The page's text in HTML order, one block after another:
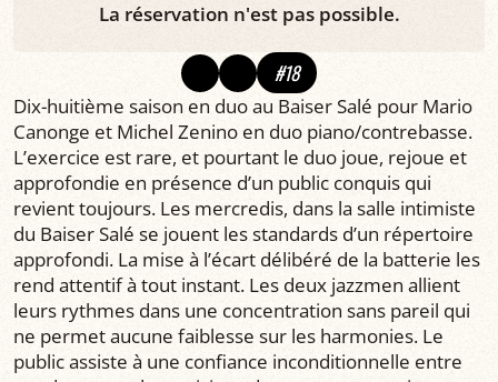
La réservation n'est pas possible.
#18
Dix-huitième saison en duo au Baiser Salé pour Mario
Canonge et Michel Zenino en duo piano/contrebasse.
L’exercice est rare, et pourtant le duo joue, rejoue et
approfondie en présence d’un public conquis qui
revient toujours. Les mercredis, dans la salle intimiste
du Baiser Salé se jouent les standards d’un répertoire
approfondi. La mise à l’écart délibéré de la batterie les
rend attentif à tout instant. Les deux jazzmen allient
leurs rythmes dans une concentration sans pareil qui
ne permet aucune faiblesse sur les harmonies. Le
public assiste à une confiance inconditionnelle entre